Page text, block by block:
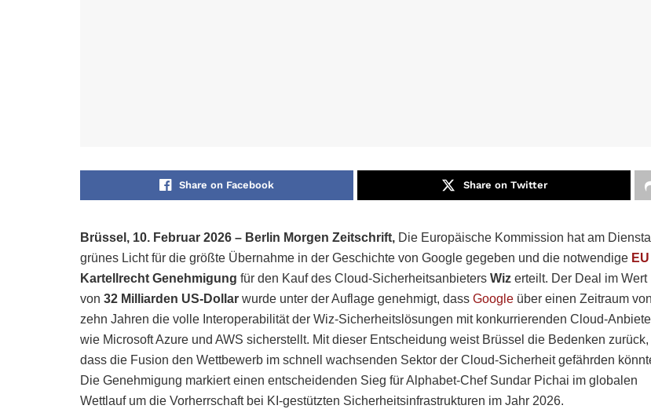
Share on Facebook Share on Twitter
Brüssel, 10. Februar 2026 – Berlin Morgen Zeitschrift, Die Europäische Kommission hat am
grünes Licht für die größte Übernahme in der Geschichte von Google gegeben und die notwendige EU
Kartellrecht Genehmigung für den Kauf des Cloud-Sicherheitsanbieters Wiz erteilt. Der Deal im Wert
von 32 Milliarden US-Dollar wurde unter der Auflage genehmigt, dass Google über einen Zeitraum von
zehn Jahren die volle Interoperabilität der Wiz-Sicherheitslösungen mit konkurrierenden Cloud-
wie Microsoft Azure und AWS sicherstellt. Mit dieser Entscheidung weist Brüssel die Bedenken zurück,
dass die Fusion den Wettbewerb im schnell wachsenden Sektor der Cloud-Sicherheit gefährden
Die Genehmigung markiert einen entscheidenden Sieg für Alphabet-Chef Sundar Pichai im globalen
Wettlauf um die Vorherrschaft bei KI-gestützten Sicherheitsinfrastrukturen im Jahr 2026.